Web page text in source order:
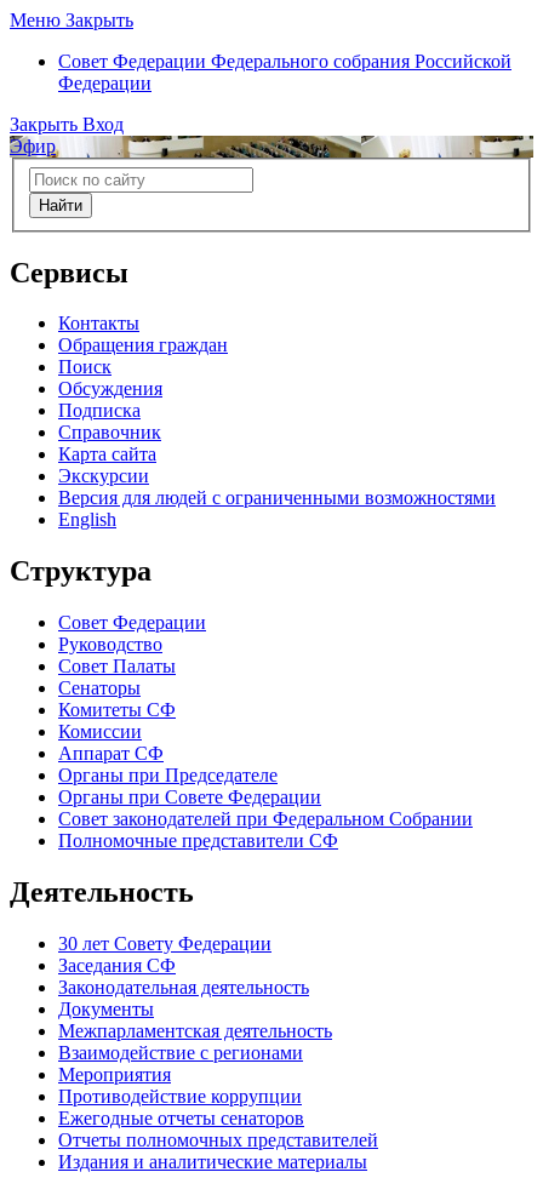
Меню Закрыть
Совет Федерации Федерального собрания Российской
Федерации
Закрыть Вход
Эфир
Найти
Сервисы
Контакты
Обращения граждан
Поиск
Обсуждения
Подписка
Справочник
Карта сайта
Экскурсии
Версия для людей с ограниченными возможностями
English
Структура
Совет Федерации
Руководство
Совет Палаты
Сенаторы
Комитеты СФ
Комиссии
Аппарат СФ
Органы при Председателе
Органы при Совете Федерации
Совет законодателей при Федеральном Собрании
Полномочные представители СФ
Деятельность
30 лет Совету Федерации
Заседания СФ
Законодательная деятельность
Документы
Межпарламентская деятельность
Взаимодействие с регионами
Мероприятия
Противодействие коррупции
Ежегодные отчеты сенаторов
Отчеты полномочных представителей
Издания и аналитические материалы